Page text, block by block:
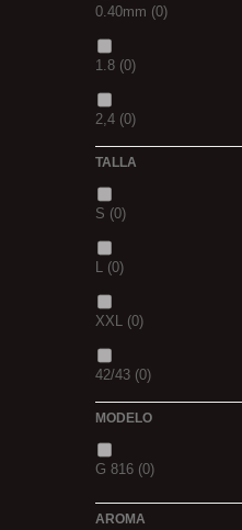
0.40mm (0)
1.8 (0)
2,4 (0)
1,5 (0)
2,3 (0)
TALLA
S (0)
L (0)
XXL (0)
42/43 (0)
MODELO
G 816 (0)
AROMA